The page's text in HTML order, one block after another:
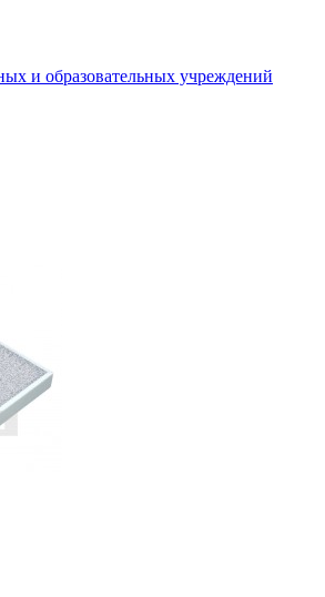
и образовательных учреждений